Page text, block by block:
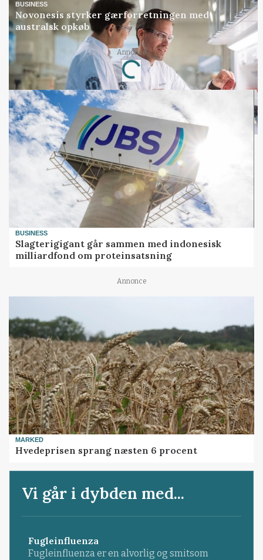
BUSINESS
Novonesis styrker gærforretningen med
australsk opkøb
Annonce
Loading...
BUSINESS
Slagterigigant går sammen med indonesisk
milliardfond om proteinsatsning
Annonce
MARKED
Hvedeprisen sprang næsten 6 procent
Vi går i dybden med...
Fugleinfluenza
Fugleinfluenza er en alvorlig og smitsom